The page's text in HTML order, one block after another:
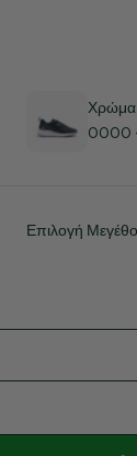
Χρώμα
0000
Επιλογή